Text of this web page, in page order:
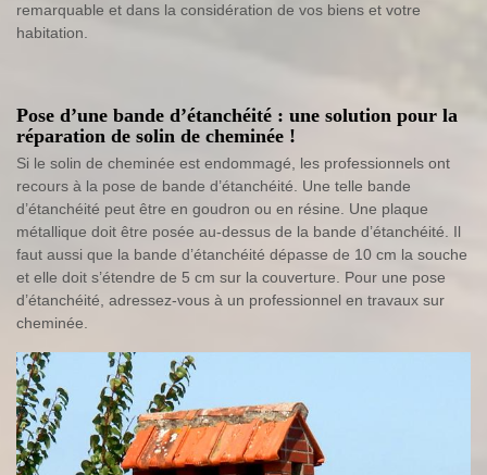
remarquable et dans la considération de vos biens et votre
habitation.
Pose d’une bande d’étanchéité : une solution pour la
réparation de solin de cheminée !
Si le solin de cheminée est endommagé, les professionnels ont
recours à la pose de bande d’étanchéité. Une telle bande
d’étanchéité peut être en goudron ou en résine. Une plaque
métallique doit être posée au-dessus de la bande d’étanchéité. Il
faut aussi que la bande d’étanchéité dépasse de 10 cm la souche
et elle doit s’étendre de 5 cm sur la couverture. Pour une pose
d’étanchéité, adressez-vous à un professionnel en travaux sur
cheminée.